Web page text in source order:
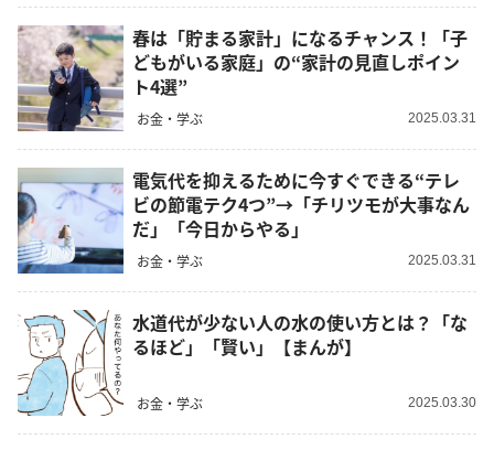
春は「貯まる家計」になるチャンス！「子
どもがいる家庭」の“家計の見直しポイン
ト4選”
お金・学ぶ 2025.03.31
電気代を抑えるために今すぐできる“テレ
ビの節電テク4つ”→「チリツモが大事なん
だ」「今日からやる」
お金・学ぶ 2025.03.31
水道代が少ない人の水の使い方とは？「な
るほど」「賢い」【まんが】
お金・学ぶ 2025.03.30